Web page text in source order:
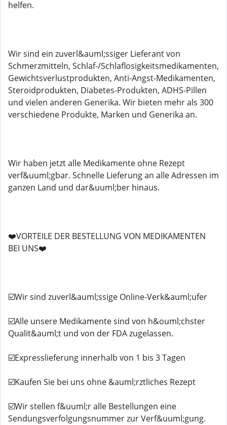
helfen.
Wir sind ein zuverl&auml;ssiger Lieferant von
Schmerzmitteln, Schlaf-/Schlaflosigkeitsmedikamenten,
Gewichtsverlustprodukten, Anti-Angst-Medikamenten,
Steroidprodukten, Diabetes-Produkten, ADHS-Pillen
und vielen anderen Generika. Wir bieten mehr als 300
verschiedene Produkte, Marken und Generika an.
Wir haben jetzt alle Medikamente ohne Rezept
verf&uuml;gbar. Schnelle Lieferung an alle Adressen im
ganzen Land und dar&uuml;ber hinaus.
❤️VORTEILE DER BESTELLUNG VON MEDIKAMENTEN
BEI UNS❤️
☑️Wir sind zuverl&auml;ssige Online-Verk&auml;ufer
☑️Alle unsere Medikamente sind von h&ouml;chster
Qualit&auml;t und von der FDA zugelassen.
☑️Expresslieferung innerhalb von 1 bis 3 Tagen
☑️Kaufen Sie bei uns ohne &auml;rztliches Rezept
☑️Wir stellen f&uuml;r alle Bestellungen eine
Sendungsverfolgungsnummer zur Verf&uuml;gung.